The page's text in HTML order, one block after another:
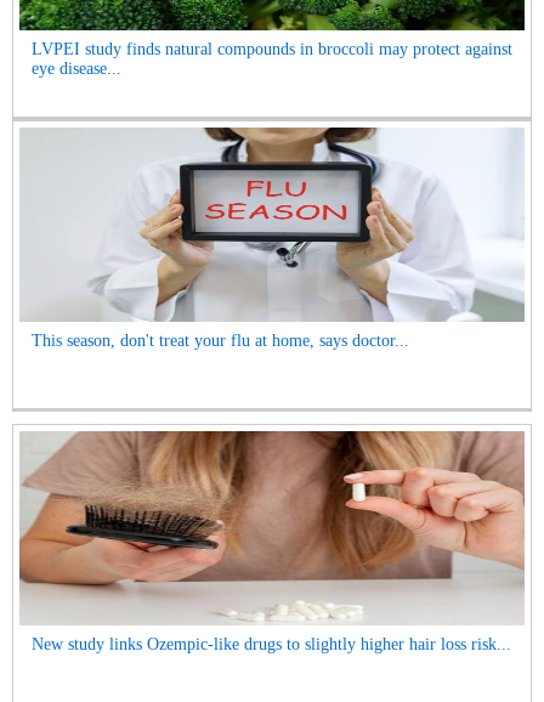
LVPEI study finds natural compounds in broccoli may protect against
eye disease...
This season, don't treat your flu at home, says doctor...
New study links Ozempic-like drugs to slightly higher hair loss risk...